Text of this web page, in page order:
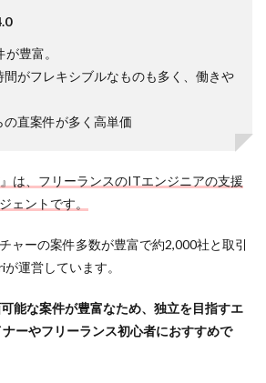
豊富。
間がフレキシブルなものも多く、働きや
の直案件が多く高単価
は、フリーランスのITエンジニアの支援
ェントです。
ャーの案件多数が豊富で約2,000社と取引
運営しています。
能な案件が豊富なため、独立を目指すエ
ーやフリーランス初心者におすすめで